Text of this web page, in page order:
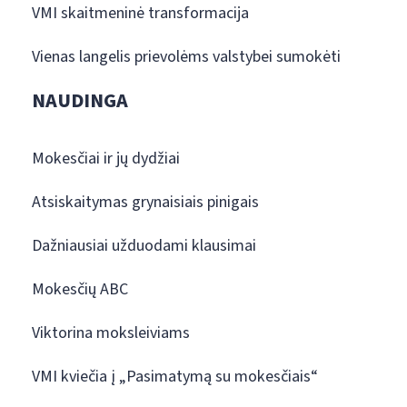
VMI skaitmeninė transformacija
Vienas langelis prievolėms valstybei sumokėti
NAUDINGA
Mokesčiai ir jų dydžiai
Atsiskaitymas grynaisiais pinigais
Dažniausiai užduodami klausimai
Mokesčių ABC
Viktorina moksleiviams
VMI kviečia į „Pasimatymą su mokesčiais“